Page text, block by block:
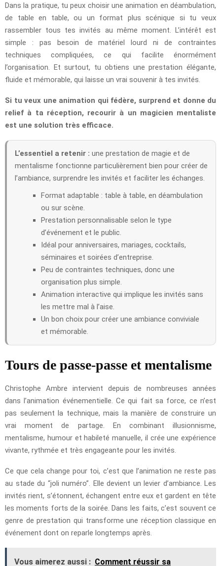
Dans la pratique, tu peux choisir une animation en déambulation,
de table en table, ou un format plus scénique si tu veux
rassembler tous tes invités au même moment. L’intérêt est
simple : pas besoin de matériel lourd ni de contraintes
techniques compliquées, ce qui facilite énormément
l’organisation. Et surtout, tu obtiens une prestation élégante,
fluide et mémorable, qui laisse un vrai souvenir à tes invités.
Si tu veux une animation qui fédère, surprend et donne du
relief à ta réception, recourir à un magicien mentaliste
est une solution très efficace.
L’essentiel a retenir : une prestation de magie et de
mentalisme fonctionne particulièrement bien pour créer de
l’ambiance, surprendre les invités et faciliter les échanges.
Format adaptable : table à table, en déambulation
ou sur scène.
Prestation personnalisable selon le type
d’événement et le public.
Idéal pour anniversaires, mariages, cocktails,
séminaires et soirées d’entreprise.
Peu de contraintes techniques, donc une
organisation plus simple.
Animation interactive qui implique les invités sans
les mettre mal à l’aise.
Un bon choix pour créer une ambiance conviviale
et mémorable.
Tours de passe-passe et mentalisme
Christophe Ambre intervient depuis de nombreuses années
dans l’animation événementielle. Ce qui fait sa force, ce n’est
pas seulement la technique, mais la manière de construire un
vrai moment de partage. En combinant illusionnisme,
mentalisme, humour et habileté manuelle, il crée une expérience
vivante, rythmée et très engageante pour les invités.
Ce que cela change pour toi, c’est que l’animation ne reste pas
au stade du “joli numéro”. Elle devient un levier d’ambiance. Les
invités rient, s’étonnent, échangent entre eux et gardent en tête
les moments forts de la soirée. Dans les faits, c’est souvent ce
genre de prestation qui transforme une réception classique en
événement dont on reparle longtemps après.
Vous aimerez aussi : Comment réussir sa